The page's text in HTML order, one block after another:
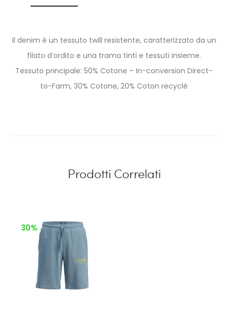
Il denim è un tessuto twill resistente, caratterizzato da un
filato d’ordito e una trama tinti e tessuti insieme.
Tessuto principale: 50% Cotone – In-conversion Direct-
to-Farm, 30% Cotone, 20% Coton recyclé
Prodotti Correlati
30%